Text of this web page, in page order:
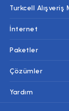
Turkcell Alışveriş
İnternet
Paketler
Çözümler
Yardım